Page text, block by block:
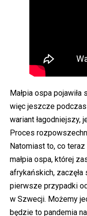
Małpia ospa
więc jeszcze podczas
wariant łagodniejszy,
Proces
Natomiast to, co
małpia ospa, której
afrykańskich,
pierwsze przypadki
w Szwecji. Możemy
będzie to pandemia